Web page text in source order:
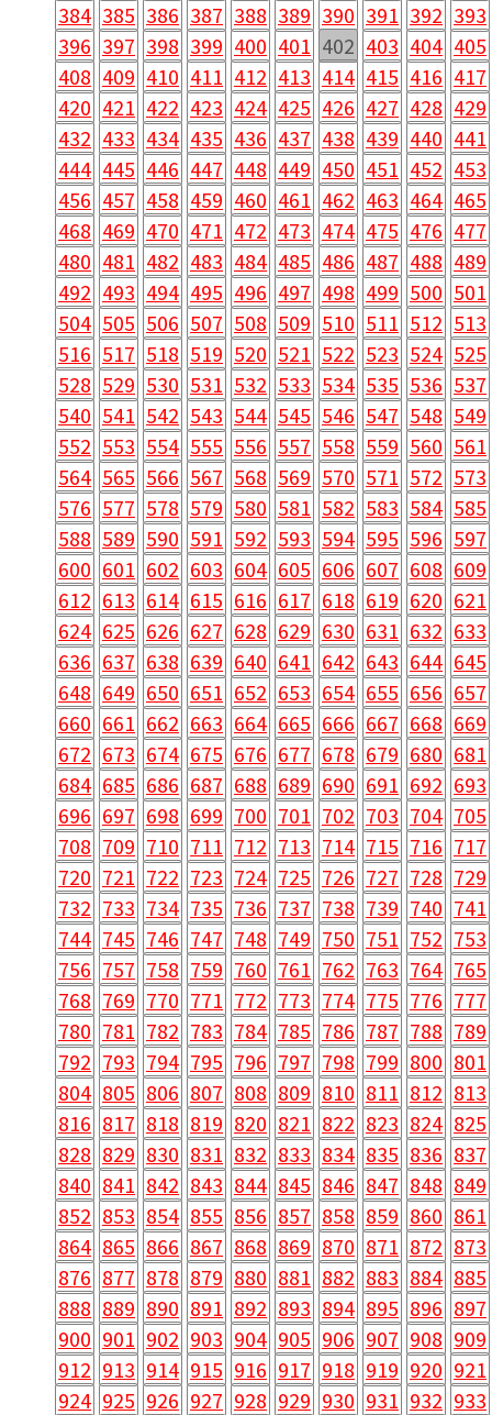
384 385 386 387 388 389 390 391 392 393
396 397 398 399 400 401 402 403 404 405
408 409 410 411 412 413 414 415 416 417
420 421 422 423 424 425 426 427 428 429
432 433 434 435 436 437 438 439 440 441
444 445 446 447 448 449 450 451 452 453
456 457 458 459 460 461 462 463 464 465
468 469 470 471 472 473 474 475 476 477
480 481 482 483 484 485 486 487 488 489
492 493 494 495 496 497 498 499 500 501
504 505 506 507 508 509 510 511 512 513
516 517 518 519 520 521 522 523 524 525
528 529 530 531 532 533 534 535 536 537
540 541 542 543 544 545 546 547 548 549
552 553 554 555 556 557 558 559 560 561
564 565 566 567 568 569 570 571 572 573
576 577 578 579 580 581 582 583 584 585
588 589 590 591 592 593 594 595 596 597
600 601 602 603 604 605 606 607 608 609
612 613 614 615 616 617 618 619 620 621
624 625 626 627 628 629 630 631 632 633
636 637 638 639 640 641 642 643 644 645
648 649 650 651 652 653 654 655 656 657
660 661 662 663 664 665 666 667 668 669
672 673 674 675 676 677 678 679 680 681
684 685 686 687 688 689 690 691 692 693
696 697 698 699 700 701 702 703 704 705
708 709 710 711 712 713 714 715 716 717
720 721 722 723 724 725 726 727 728 729
732 733 734 735 736 737 738 739 740 741
744 745 746 747 748 749 750 751 752 753
756 757 758 759 760 761 762 763 764 765
768 769 770 771 772 773 774 775 776 777
780 781 782 783 784 785 786 787 788 789
792 793 794 795 796 797 798 799 800 801
804 805 806 807 808 809 810 811 812 813
816 817 818 819 820 821 822 823 824 825
828 829 830 831 832 833 834 835 836 837
840 841 842 843 844 845 846 847 848 849
852 853 854 855 856 857 858 859 860 861
864 865 866 867 868 869 870 871 872 873
876 877 878 879 880 881 882 883 884 885
888 889 890 891 892 893 894 895 896 897
900 901 902 903 904 905 906 907 908 909
912 913 914 915 916 917 918 919 920 921
924 925 926 927 928 929 930 931 932 933